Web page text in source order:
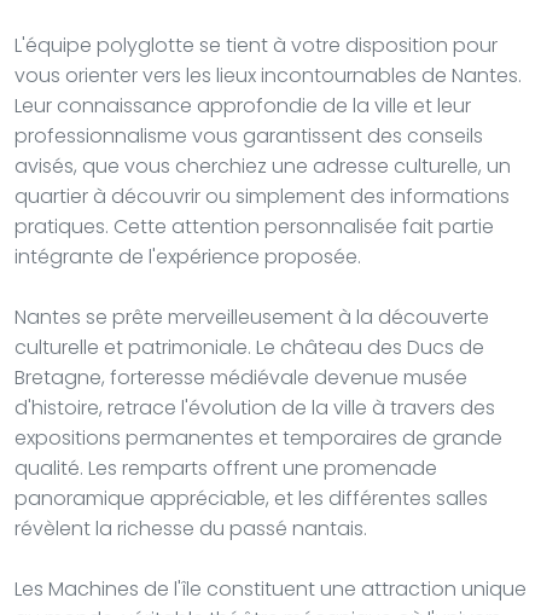
L'équipe polyglotte se tient à votre disposition pour
vous orienter vers les lieux incontournables de Nantes.
Leur connaissance approfondie de la ville et leur
professionnalisme vous garantissent des conseils
avisés, que vous cherchiez une adresse culturelle, un
quartier à découvrir ou simplement des informations
pratiques. Cette attention personnalisée fait partie
intégrante de l'expérience proposée.
Nantes se prête merveilleusement à la découverte
culturelle et patrimoniale. Le château des Ducs de
Bretagne, forteresse médiévale devenue musée
d'histoire, retrace l'évolution de la ville à travers des
expositions permanentes et temporaires de grande
qualité. Les remparts offrent une promenade
panoramique appréciable, et les différentes salles
révèlent la richesse du passé nantais.
Les Machines de l'île constituent une attraction unique